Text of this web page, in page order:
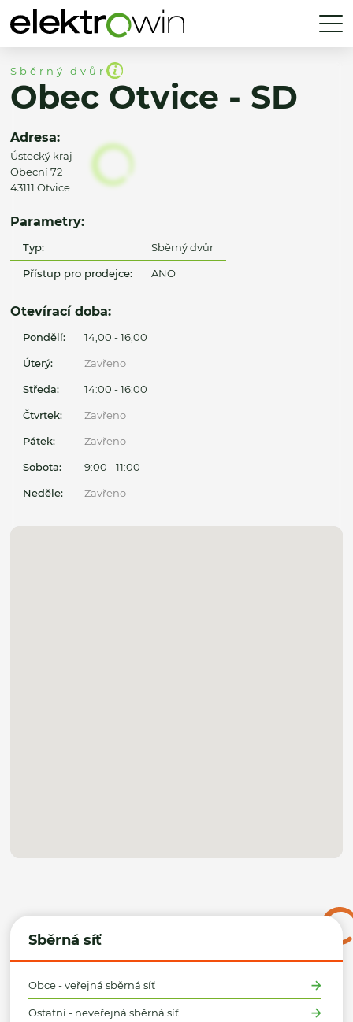
Sběrná síť
Obce - veřejná sběrná síť
Ostatní - neveřejná sběrná síť
Sběrný dvůr
Obec Otvice - SD
Adresa:
Ústecký kraj
Obecní 72
43111 Otvice
Parametry:
Typ: Sběrný dvůr
Přístup pro prodejce: ANO
Otevírací doba:
Pondělí: 14,00 - 16,00
Úterý: Zavřeno
Středa: 14:00 - 16:00
Čtvrtek: Zavřeno
Pátek: Zavřeno
Sobota: 9:00 - 11:00
Neděle: Zavřeno